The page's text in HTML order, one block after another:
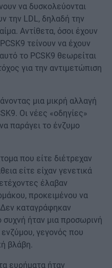
να δυσκολεύονται
την LDL, δηλαδή την
Αντίθετα, όσοι έχουν
τείνουν να έχουν
το PCSK9 θεωρείται
για την αντιμετώπιση
μια μικρή αλλαγή
Οι νέες «οδηγίες»
παράγει το ένζυμο
που είτε διέτρεχαν
είτε είχαν γενετικά
έλαβαν
προκειμένου να
καταγράφηκαν
ήταν μια προσωρινή
γεγονός που
βλάβη.
ευρήματα ήταν